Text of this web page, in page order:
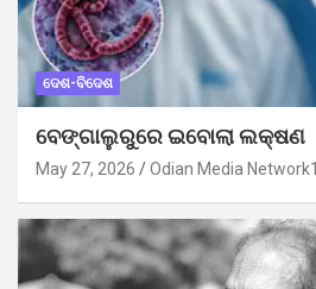
ଦେଶ-ବିଦେଶ
ବେଙ୍ଗାଲୁରୁରେ ଇବୋଲା ଲକ୍ଷଣ
May 27, 2026 Odian Media Network1